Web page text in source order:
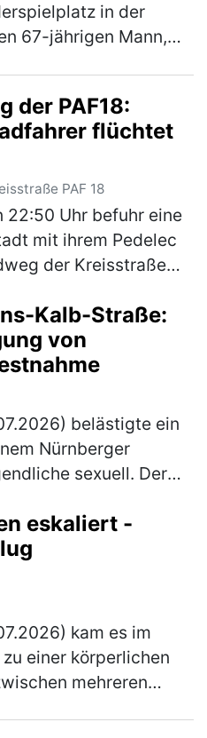
in der
67-jährigen Mann,
der PAF18:
flüchtet
PAF 18
Uhr befuhr eine
mit ihrem Pedelec
der Kreisstraße
aus…(mehr)
Kalb-Straße:
von
belästigte ein
Nürnberger
sexuell. Der
Di…
eskaliert -
kam es im
einer körperlichen
mehreren